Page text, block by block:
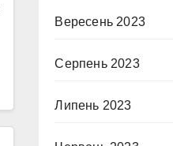
Вересень 2023
Серпень 2023
Липень 2023